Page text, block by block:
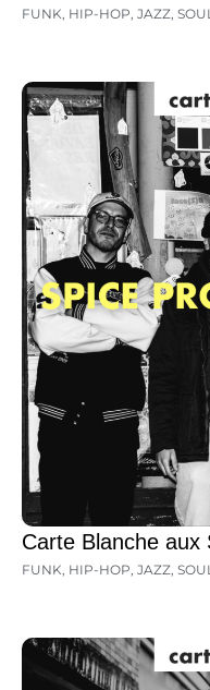
FUNK, HIP-HOP, JAZZ,
Carte Blanche aux
FUNK, HIP-HOP, JAZZ,